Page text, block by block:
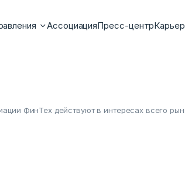
АссоциацияПресс-центр
ФинТех действуют в интересах всего